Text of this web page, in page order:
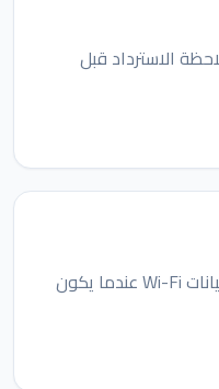
الاسترداد قبل
أنشئ رموز QR للروابط العامة أو بيانات Wi-Fi عندما يكون